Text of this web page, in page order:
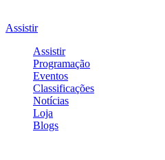
Assistir
Assistir
Programação
Eventos
Classificações
Notícias
Loja
Blogs